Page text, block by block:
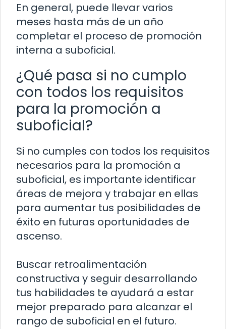
En general, puede llevar varios
meses hasta más de un año
completar el proceso de promoción
interna a suboficial.
¿Qué pasa si no cumplo
con todos los requisitos
para la promoción a
suboficial?
Si no cumples con todos los requisitos
necesarios para la promoción a
suboficial, es importante identificar
áreas de mejora y trabajar en ellas
para aumentar tus posibilidades de
éxito en futuras oportunidades de
ascenso.
Buscar retroalimentación
constructiva y seguir desarrollando
tus habilidades te ayudará a estar
mejor preparado para alcanzar el
rango de suboficial en el futuro.